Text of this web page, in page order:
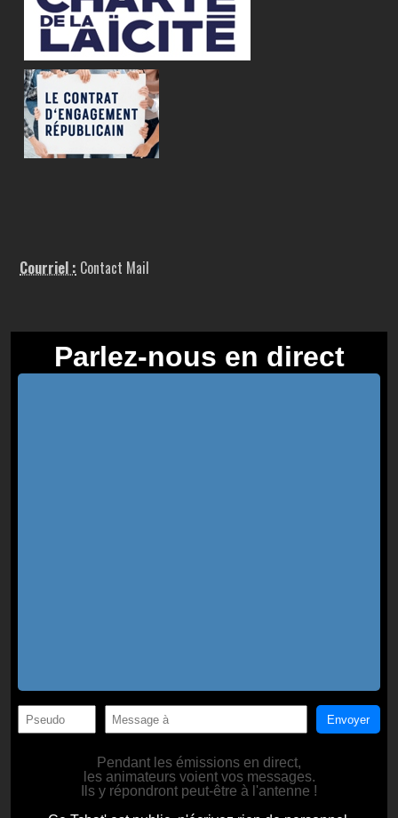
Courriel : Contact Mail